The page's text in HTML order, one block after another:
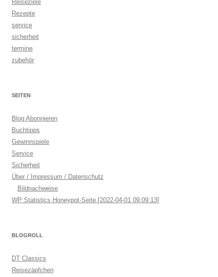
Reiseziele
Rezepte
service
sicherheit
termine
zubehör
SEITEN
Blog Abonnieren
Buchtipps
Gewinnspiele
Service
Sicherheit
Über / Impressum / Datenschutz
Bildnachweise
WP Statistics Honeypot-Seite [2022-04-01 09:09:13]
BLOGROLL
DT Classics
Reisezäpfchen